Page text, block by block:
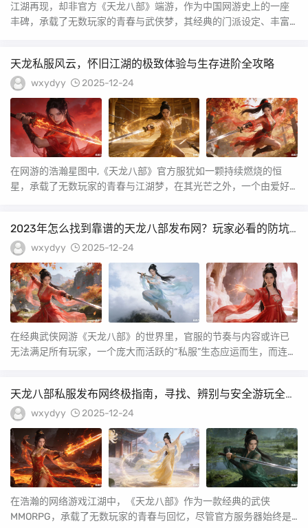
江湖再现，却非官方《天龙八部》端游，作为中国网游史上的一座
丰碑，承载了无数玩家的青春与武侠梦，其经典的门派设定、丰富
天龙私服风云，怀旧江湖的极致体验与生存进阶全攻略
wxydyy 2025-12-24
在网游的浩瀚星图中,《天龙八部》官方服犹如一颗持续燃烧的恒
星，承载了无数玩家的青春与江湖梦，在其光芒之外，一个由爱好
2023年怎么找到靠谱的天龙八部发布网？玩家必看的防坑
指南 wxydyy 2025-12-24
在经典武侠网游《天龙八部》的世界里，官服的节奏与内容或许已
无法满足所有玩家，一个庞大而活跃的“私服”生态应运而生，而连接
天龙八部私服发布网终极指南，寻找、辨别与安全游玩全攻
略
wxydyy 2025-12-24
在浩瀚的网络游戏江湖中，《天龙八部》作为一款经典的武侠
MMORPG，承载了无数玩家的青春与回忆，尽管官方服务器始终是